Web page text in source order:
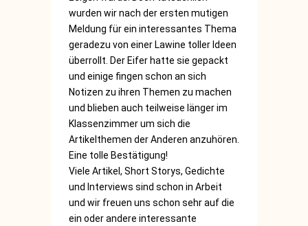
wurden wir nach der ersten mutigen
Meldung für ein interessantes Thema
geradezu von einer Lawine toller Ideen
überrollt. Der Eifer hatte sie gepackt
und einige fingen schon an sich
Notizen zu ihren Themen zu machen
und blieben auch teilweise länger im
Klassenzimmer um sich die
Artikelthemen der Anderen anzuhören.
Eine tolle Bestätigung!
Viele Artikel, Short Storys, Gedichte
und Interviews sind schon in Arbeit
und wir freuen uns schon sehr auf die
ein oder andere interessante